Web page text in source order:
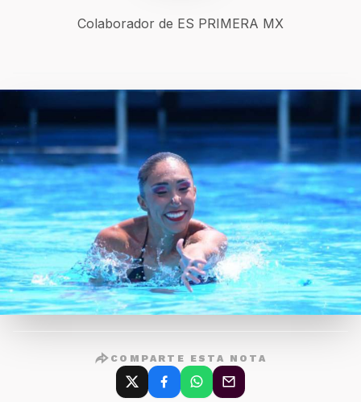
Colaborador de ES PRIMERA MX
COMPARTE ESTA NOTA